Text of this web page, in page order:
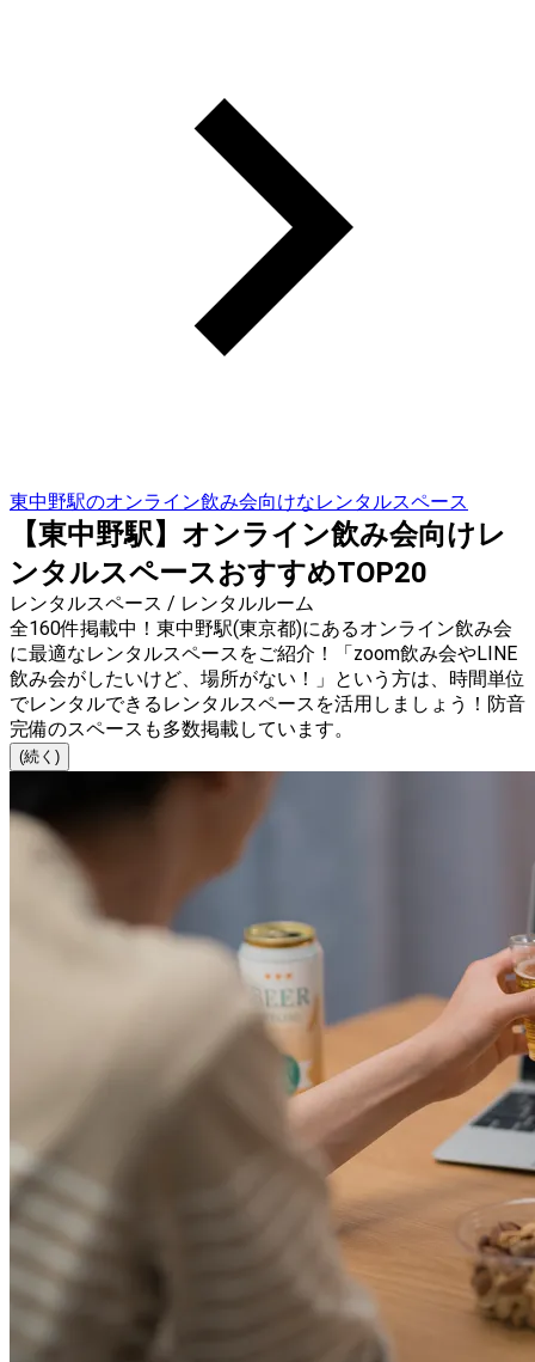
東中野駅のオンライン飲み会向けなレンタルスペース
【東中野駅】オンライン飲み会向けレ
ンタルスペースおすすめTOP20
レンタルスペース / レンタルルーム
全160件掲載中！東中野駅(東京都)にあるオンライン飲み会
に最適なレンタルスペースをご紹介！「zoom飲み会やLINE
飲み会がしたいけど、場所がない！」という方は、時間単位
でレンタルできるレンタルスペースを活用しましょう！防音
完備のスペースも多数掲載しています。
(続く)